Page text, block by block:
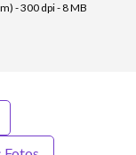
- 300 dpi - 8 MB